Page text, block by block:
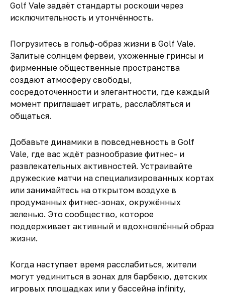
Golf Vale задаёт стандарты роскоши через
исключительность и утончённость.
Погрузитесь в гольф-образ жизни в Golf Vale.
Залитые солнцем фервеи, ухоженные гринсы и
фирменные общественные пространства
создают атмосферу свободы,
сосредоточенности и элегантности, где каждый
момент приглашает играть, расслабляться и
общаться.
Добавьте динамики в повседневность в Golf
Vale, где вас ждёт разнообразие фитнес- и
развлекательных активностей. Устраивайте
дружеские матчи на специализированных кортах
или занимайтесь на открытом воздухе в
продуманных фитнес-зонах, окружённых
зеленью. Это сообщество, которое
поддерживает активный и вдохновлённый образ
жизни.
Когда наступает время расслабиться, жители
могут уединиться в зонах для барбекю, детских
игровых площадках или у бассейна infinity,